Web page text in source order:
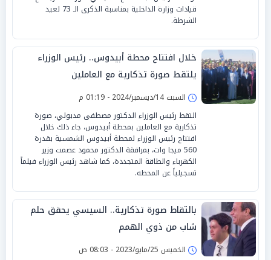
قيادات وزارة الداخلية بمناسبة الذكرى الـ 73 لعيد
الشرطة.
خلال افتتاح محطة أبيدوس.. رئيس الوزراء
يلتقط صورة تذكارية مع العاملين
السبت 14/ديسمبر/2024 - 01:19 م
التقط رئيس الوزراء الدكتور مصطفى مدبولي، صورة
تذكارية مع العاملين بمحطة أبيدوس، جاء ذلك خلال
افتتاح رئيس الوزراء لمحطة أبيدوس الشمسية بقدرة
560 ميجا وات، بمرافقة الدكتور محمود عصمت وزير
الكهرباء والطاقة المتجددة، كما شاهد رئيس الوزراء فيلماً
تسجيلياً عن المحطه.
بالتقاط صورة تذكارية.. السيسي يحقق حلم
شاب من ذوي الهمم
الخميس 25/مايو/2023 - 08:03 ص